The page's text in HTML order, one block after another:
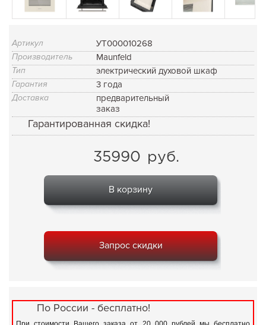
Артикул УТ000010268
Производитель Maunfeld
Тип электрический духовой шкаф
Гарантия 3 года
Доставка
предварительный
заказ
Гарантированная скидка!
35990 руб.
В корзину
Запрос скидки
По России - бесплатно!